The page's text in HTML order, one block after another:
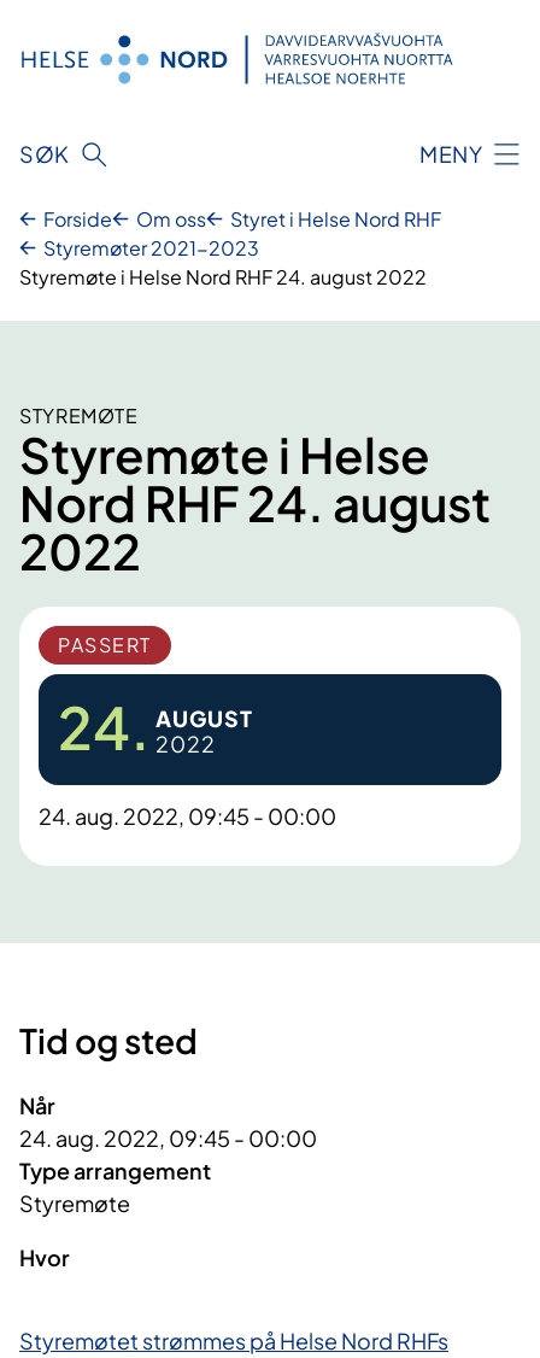
innhold
SØK MENY
Forside Om oss
Styret i Helse Nord RHF
Styremøter 2021-2023
Styremøte i Helse Nord RHF 24. august 2022
STYREMØTE
Styremøte i Helse
Nord RHF 24. august
2022
PASSERT
24. AUGUST
2022
24. aug. 2022, 09:45 - 00:00
Tid og sted
Når
24. aug. 2022, 09:45 - 00:00
Type arrangement
Styremøte
Hvor
Styremøtet strømmes på Helse Nord RHFs